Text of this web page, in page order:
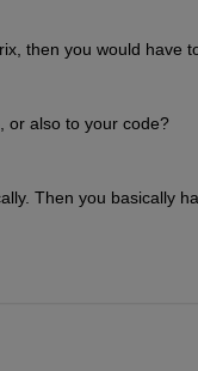
then you would have
or also to your code?
Then you basically